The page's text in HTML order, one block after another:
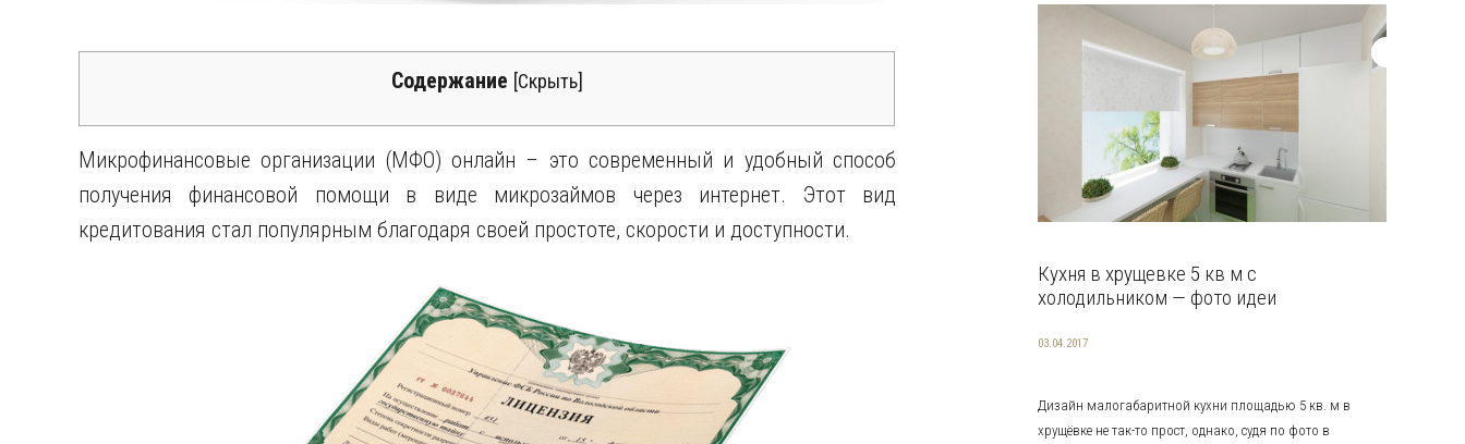
Содержание [Скрыть]
Микрофинансовые организации (МФО) онлайн – это современный и удобный способ
получения финансовой помощи в виде микрозаймов через интернет. Этот вид
кредитования стал популярным благодаря своей простоте, скорости и доступности.
Кухня в хрущевке 5 кв м с
холодильником — фото идеи
03.04.2017
Дизайн малогабаритной кухни площадью 5 кв. м в
хрущёвке не так-то прост, однако, судя по фото в